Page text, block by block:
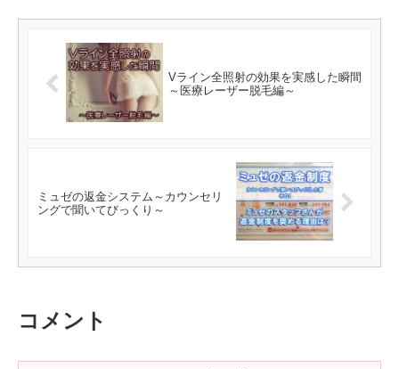
Vライン全照射の効果を実感した瞬間
～医療レーザー脱毛編～
ミュゼの返金システム～カウンセリ
ングで聞いてびっくり～
コメント